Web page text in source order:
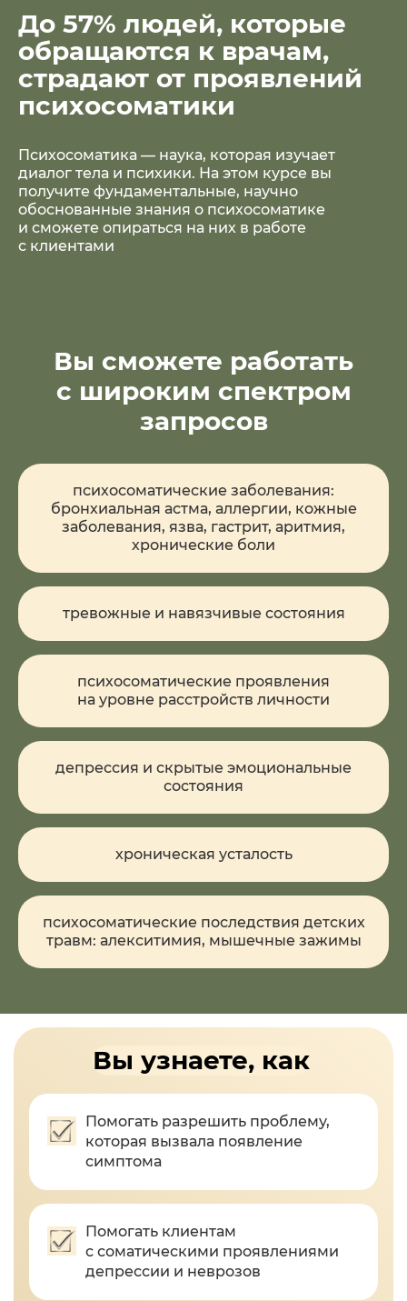
До 57% людей, которые
обращаются к врачам,
страдают от проявлений
психосоматики
Психосоматика — наука, которая изучает
диалог тела и психики. На этом курсе вы
получите фундаментальные, научно
обоснованные знания о психосоматике
и сможете опираться на них в работе
с клиентами
Вы сможете работать
с широким спектром
запросов
психосоматические заболевания:
бронхиальная астма, аллергии, кожные
заболевания, язва, гастрит, аритмия,
хронические боли
тревожные и навязчивые состояния
психосоматические проявления
на уровне расстройств личности
депрессия и скрытые эмоциональные
состояния
хроническая усталость
психосоматические последствия детских
травм: алекситимия, мышечные зажимы
Вы узнаете, как
Помогать разрешить проблему,
которая вызвала появление
симптома
Помогать клиентам
с соматическими проявлениями
депрессии и неврозов